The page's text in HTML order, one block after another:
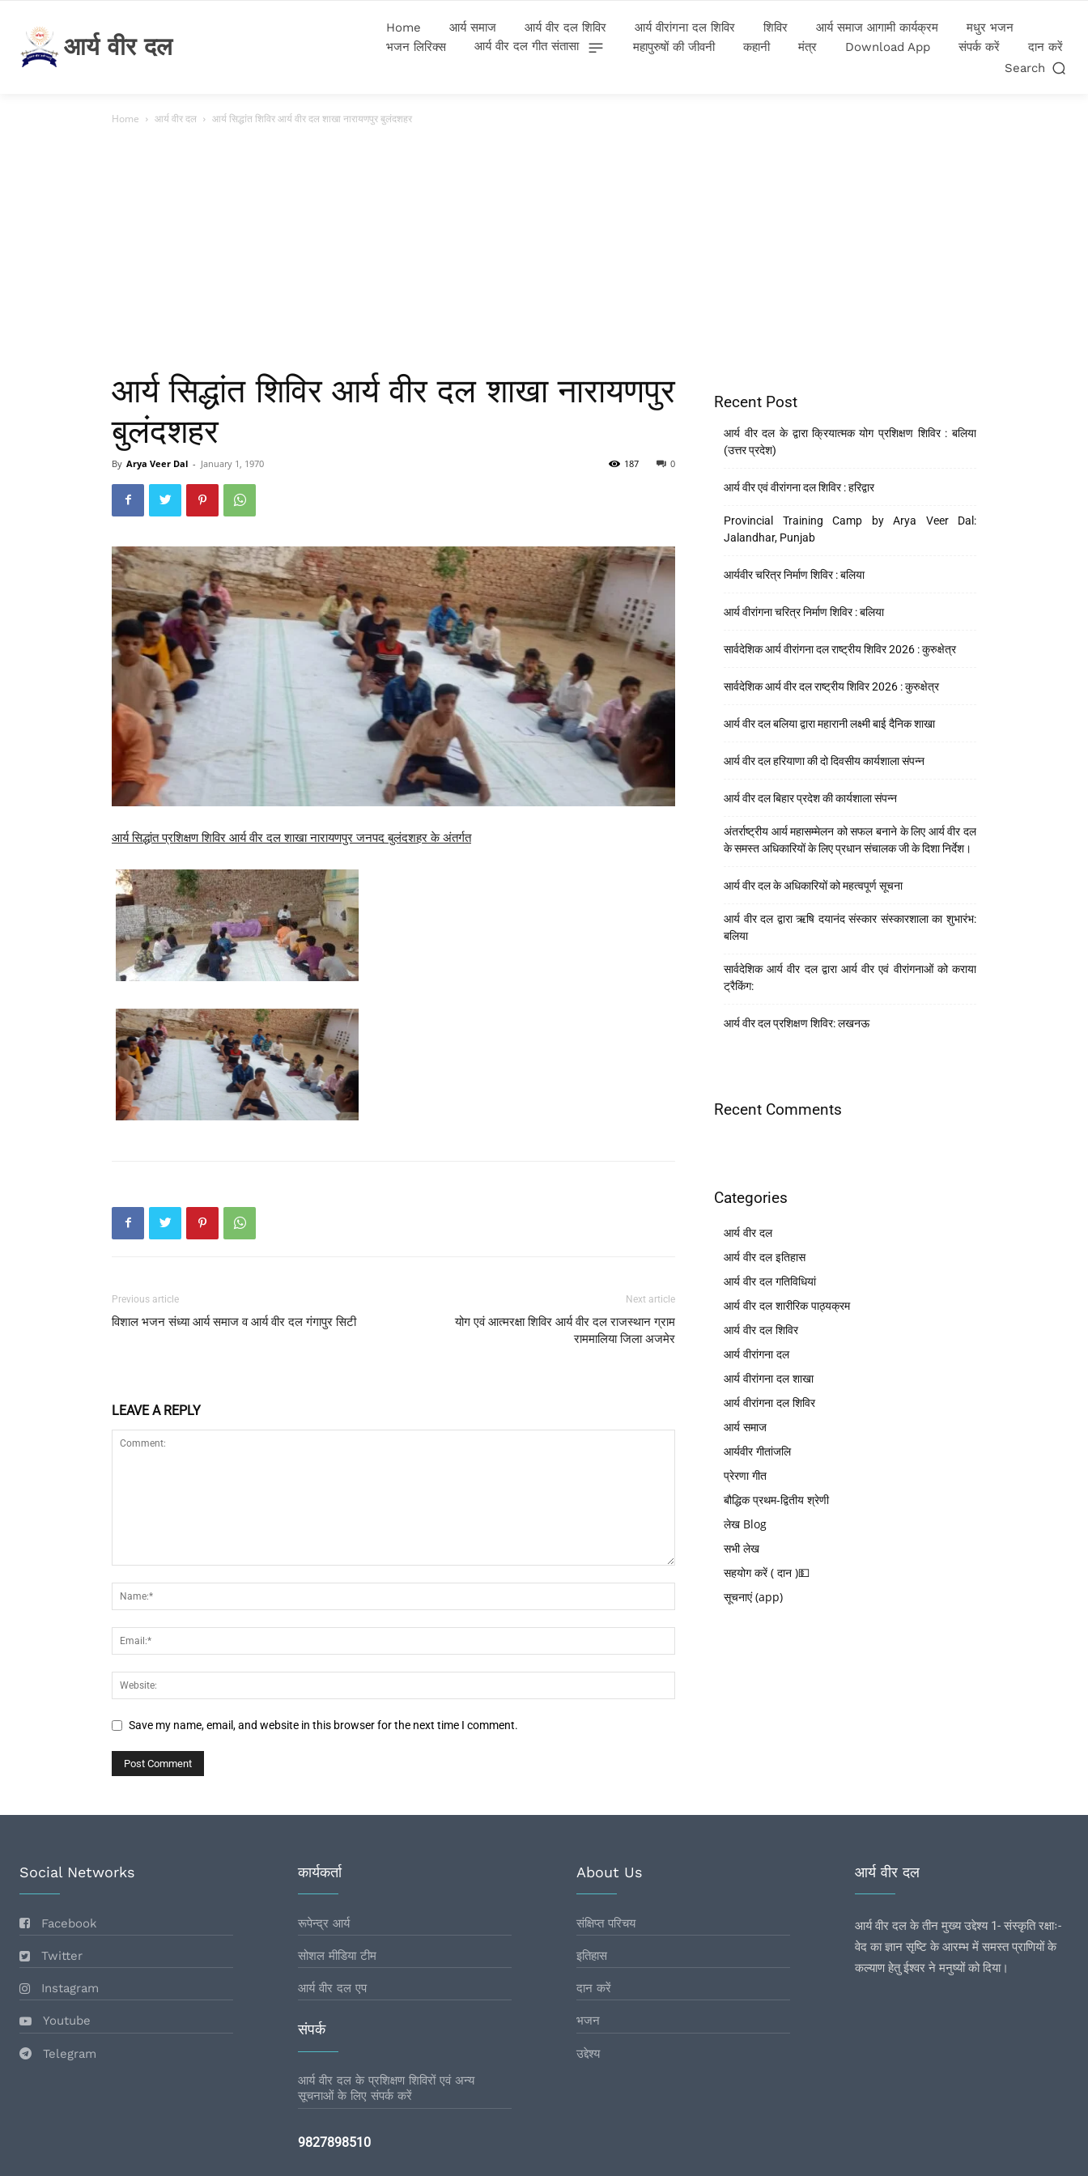
आर्य वीर दल
Home आर्य समाज आर्य वीर दल शिविर आर्य वीरांगना दल शिविर शिविर आर्य समाज आगामी कार्यक्रम
मधुर भजन
भजन लिरिक्स
आर्य वीर दल गीत संतासा महापुरुषों की जीवनी कहानी मंत्र Download App संपर्क करें
दान करें
Search
Home आर्य वीर दल आर्य सिद्धांत शिविर आर्य वीर दल शाखा नारायणपुर बुलंदशहर
आर्य सिद्धांत शिविर आर्य वीर दल शाखा नारायणपुर
बुलंदशहर
By Arya Veer Dal - January 1, 1970 0
187
आर्य सिद्धांत प्रशिक्षण शिविर आर्य वीर दल शाखा नारायणपुर जनपद बुलंदशहर के अंतर्गत
Previous article
विशाल भजन संध्या आर्य समाज व आर्य वीर दल गंगापुर सिटी
Next article
योग एवं आत्मरक्षा शिविर आर्य वीर दल राजस्थान ग्राम
राममालिया जिला अजमेर
LEAVE A REPLY
Save my name, email, and website in this browser for the next time I comment.
Recent Post
आर्य वीर दल के द्वारा क्रियात्मक योग प्रशिक्षण शिविर : बलिया
(उत्तर प्रदेश)
आर्य वीर एवं वीरांगना दल शिविर : हरिद्वार
Provincial Training Camp by Arya Veer Dal:
Jalandhar, Punjab
आर्यवीर चरित्र निर्माण शिविर : बलिया
आर्य वीरांगना चरित्र निर्माण शिविर : बलिया
सार्वदेशिक आर्य वीरांगना दल राष्ट्रीय शिविर 2026 : कुरुक्षेत्र
सार्वदेशिक आर्य वीर दल राष्ट्रीय शिविर 2026 : कुरुक्षेत्र
आर्य वीर दल बलिया द्वारा महारानी लक्ष्मी बाई दैनिक शाखा
आर्य वीर दल हरियाणा की दो दिवसीय कार्यशाला संपन्न
आर्य वीर दल बिहार प्रदेश की कार्यशाला संपन्न
अंतर्राष्ट्रीय आर्य महासम्मेलन को सफल बनाने के लिए आर्य वीर दल
के समस्त अधिकारियों के लिए प्रधान संचालक जी के दिशा निर्देश।
आर्य वीर दल के अधिकारियों को महत्वपूर्ण सूचना
आर्य वीर दल द्वारा ऋषि दयानंद संस्कार संस्कारशाला का शुभारंभ:
बलिया
सार्वदेशिक आर्य वीर दल द्वारा आर्य वीर एवं वीरांगनाओं को कराया
ट्रैकिंग:
आर्य वीर दल प्रशिक्षण शिविर: लखनऊ
Recent Comments
Categories
आर्य वीर दल
आर्य वीर दल इतिहास
आर्य वीर दल गतिविधियां
आर्य वीर दल शारीरिक पाठ्यक्रम
आर्य वीर दल शिविर
आर्य वीरांगना दल
आर्य वीरांगना दल शाखा
आर्य वीरांगना दल शिविर
आर्य समाज
आर्यवीर गीतांजलि
प्रेरणा गीत
बौद्धिक प्रथम-द्वितीय श्रेणी
लेख Blog
सभी लेख
सहयोग करें ( दान )💵
सूचनाएं (app)
Social Networks
Facebook
Twitter
Instagram
Youtube
Telegram
कार्यकर्ता
रूपेन्द्र आर्य
सोशल मीडिया टीम
आर्य वीर दल एप
संपर्क
आर्य वीर दल के प्रशिक्षण शिविरों एवं अन्य
सूचनाओं के लिए संपर्क करें
9827898510
About Us
संक्षिप्त परिचय
इतिहास
दान करें
भजन
उद्देश्य
आर्य वीर दल
आर्य वीर दल के तीन मुख्य उद्देश्य 1- संस्कृति रक्षाः-
वेद का ज्ञान सृष्टि के आरम्भ में समस्त प्राणियों के
कल्याण हेतु ईश्वर ने मनुष्यों को दिया।